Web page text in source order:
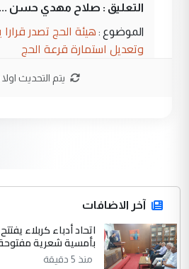
التعليق : صلاح مهدي حسن ...
الموضوع : هيئة الحج تصدر
وتعديل استمارة قرعة الحج
المشترك لا تستهدف أية دولة
الدول الشقيقة
يوسف غزوان عصمت
التعليق : بكالوريوس فيزياء
يتم التحديث
آخر الاضافات
اتحاد أدباء كربلاء
بأمسية شعرية
منذ 5 دقيقة